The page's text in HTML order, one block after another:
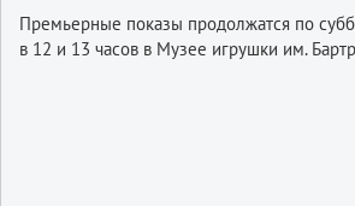
Премьерные показы продолжатся по
в 12 и 13 часов в Музее игрушки им.